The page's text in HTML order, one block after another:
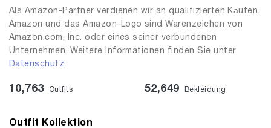
Als Amazon-Partner verdienen wir an qualifizierten Käufen.
Amazon und das Amazon-Logo sind Warenzeichen von
Amazon.com, Inc. oder eines seiner verbundenen
Unternehmen. Weitere Informationen finden Sie unter
Datenschutz
10,763 Outfits 52,649 Bekleidung
Outfit Kollektion